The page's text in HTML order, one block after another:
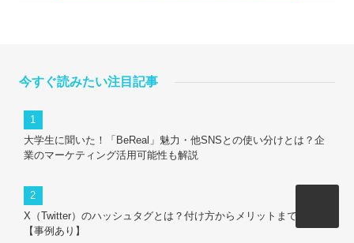
今すぐ読みたい注目記事
大学生に聞いた！「BeReal」魅力・他SNSとの使い分けとは？企
業のマーケティング活用可能性も解説
X（Twitter）のハッシュタグとは？付け方からメリットまで解説
【事例あり】